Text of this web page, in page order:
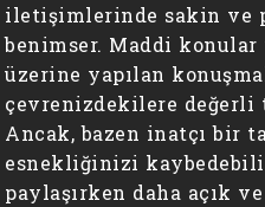
iletişimlerinde sakin ve
benimser. Maddi
üzerine yapılan
çevrenizdekilere
Ancak, bazen inatçı bir
esnekliğinizi
paylaşırken daha açık